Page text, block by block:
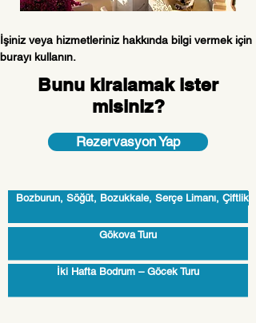
İşiniz veya hizmetleriniz hakkında bilgi vermek için
burayı kullanın.
Bunu kiralamak ister
misiniz?
Rezervasyon Yap
Bozburun, Söğüt, Bozukkale, Serçe Limanı, Çiftlik
Gökova Turu
İki Hafta Bodrum – Göcek Turu